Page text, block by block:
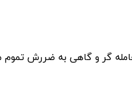
گر و گاهی به ضررش